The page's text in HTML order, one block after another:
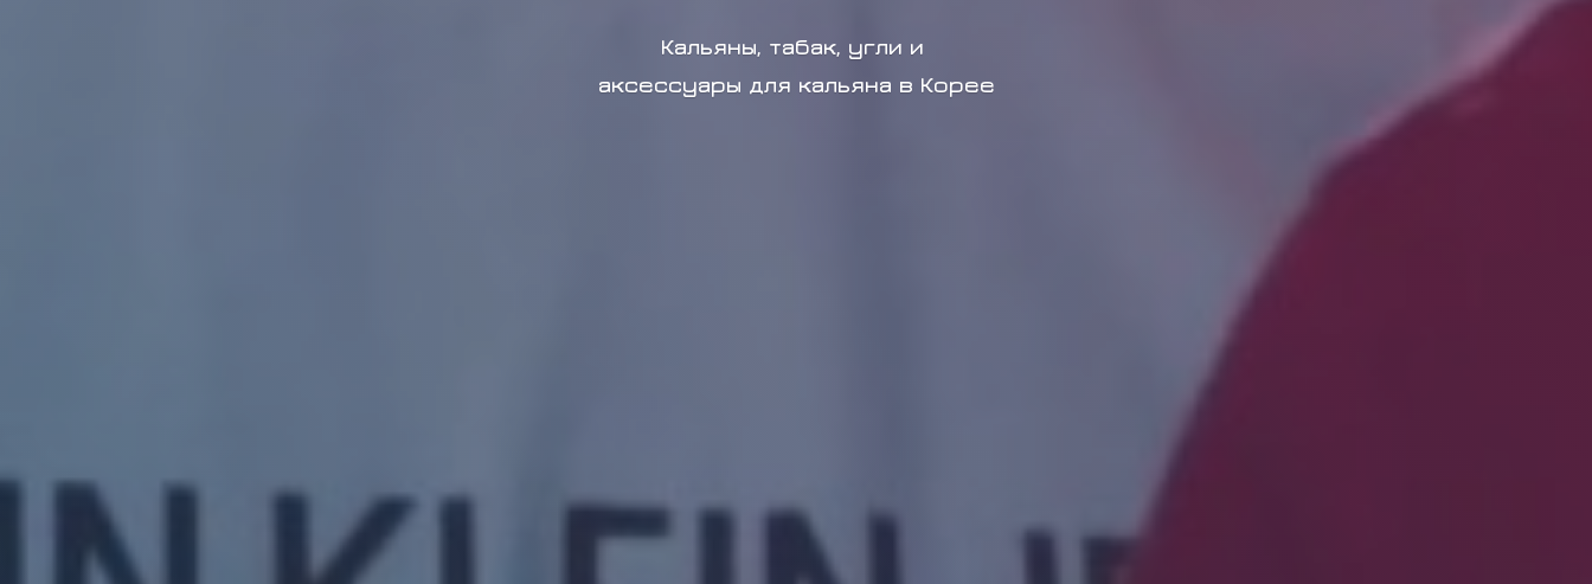
Кальяны, табак, угли и
аксессуары для кальяна в Корее